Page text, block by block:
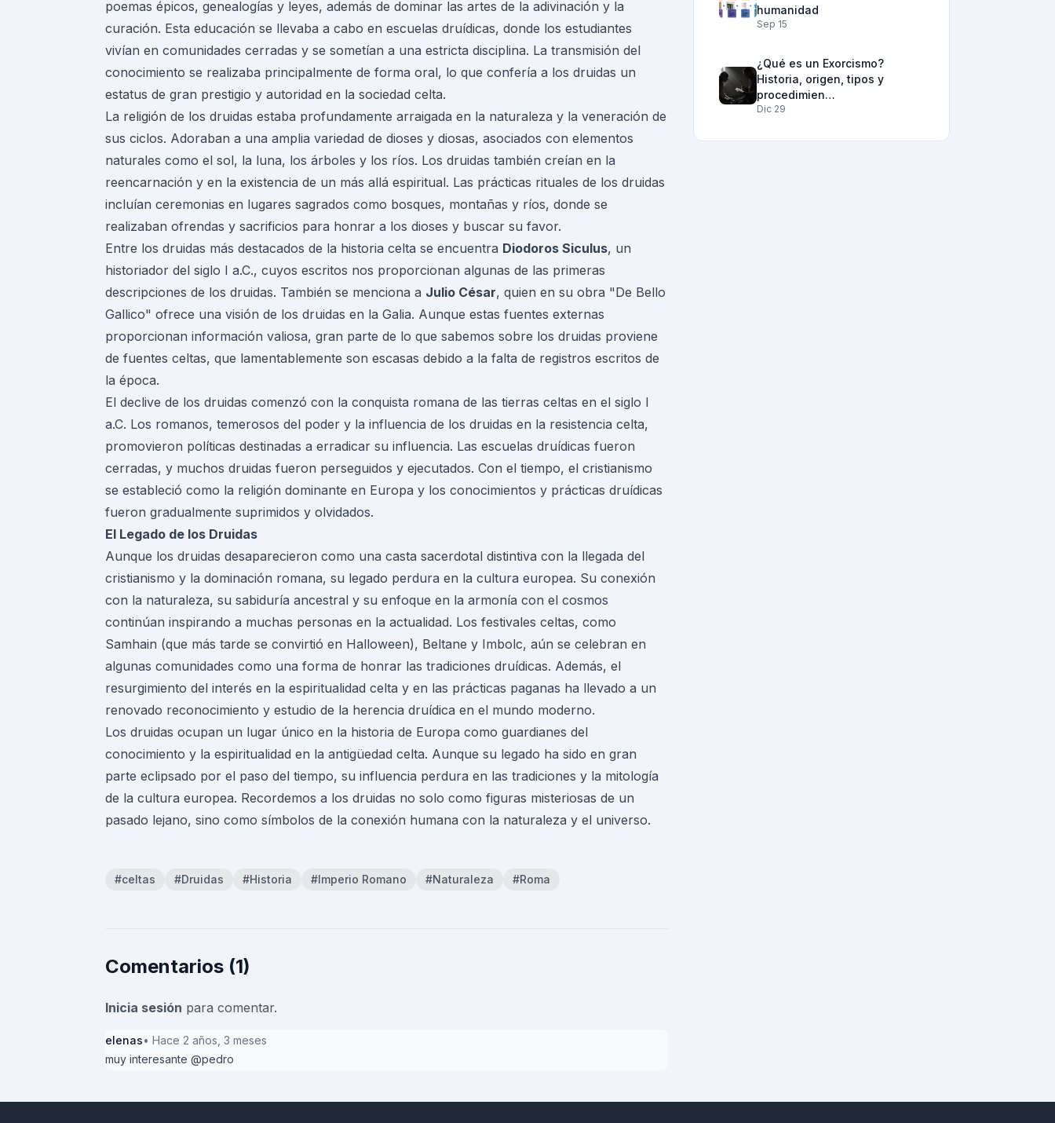
poemas épicos, genealogías y leyes, además de dominar las artes de la adivinación y la
curación. Esta educación se llevaba a cabo en escuelas druídicas, donde los estudiantes
vivían en comunidades cerradas y se sometían a una estricta disciplina. La transmisión del
conocimiento se realizaba principalmente de forma oral, lo que confería a los druidas un
estatus de gran prestigio y autoridad en la sociedad celta.
La religión de los druidas estaba profundamente arraigada en la naturaleza y la veneración de
sus ciclos. Adoraban a una amplia variedad de dioses y diosas, asociados con elementos
naturales como el sol, la luna, los árboles y los ríos. Los druidas también creían en la
reencarnación y en la existencia de un más allá espiritual. Las prácticas rituales de los druidas
incluían ceremonias en lugares sagrados como bosques, montañas y ríos, donde se
realizaban ofrendas y sacrificios para honrar a los dioses y buscar su favor.
Entre los druidas más destacados de la historia celta se encuentra Diodoros Siculus, un
historiador del siglo I a.C., cuyos escritos nos proporcionan algunas de las primeras
descripciones de los druidas. También se menciona a Julio César, quien en su obra "De Bello
Gallico" ofrece una visión de los druidas en la Galia. Aunque estas fuentes externas
proporcionan información valiosa, gran parte de lo que sabemos sobre los druidas proviene
de fuentes celtas, que lamentablemente son escasas debido a la falta de registros escritos de
la época.
El declive de los druidas comenzó con la conquista romana de las tierras celtas en el siglo I
a.C. Los romanos, temerosos del poder y la influencia de los druidas en la resistencia celta,
promovieron políticas destinadas a erradicar su influencia. Las escuelas druídicas fueron
cerradas, y muchos druidas fueron perseguidos y ejecutados. Con el tiempo, el cristianismo
se estableció como la religión dominante en Europa y los conocimientos y prácticas druídicas
fueron gradualmente suprimidos y olvidados.
El Legado de los Druidas
Aunque los druidas desaparecieron como una casta sacerdotal distintiva con la llegada del
cristianismo y la dominación romana, su legado perdura en la cultura europea. Su conexión
con la naturaleza, su sabiduría ancestral y su enfoque en la armonía con el cosmos
continúan inspirando a muchas personas en la actualidad. Los festivales celtas, como
Samhain (que más tarde se convirtió en Halloween), Beltane y Imbolc, aún se celebran en
algunas comunidades como una forma de honrar las tradiciones druídicas. Además, el
resurgimiento del interés en la espiritualidad celta y en las prácticas paganas ha llevado a un
renovado reconocimiento y estudio de la herencia druídica en el mundo moderno.
Los druidas ocupan un lugar único en la historia de Europa como guardianes del
conocimiento y la espiritualidad en la antigüedad celta. Aunque su legado ha sido en gran
parte eclipsado por el paso del tiempo, su influencia perdura en las tradiciones y la mitología
de la cultura europea. Recordemos a los druidas no solo como figuras misteriosas de un
pasado lejano, sino como símbolos de la conexión humana con la naturaleza y el universo.
#celtas #Druidas #Historia #Imperio Romano #Naturaleza #Roma
Comentarios (1)
Inicia sesión para comentar.
elenas• Hace 2 años, 3 meses
muy interesante @pedro
humanidad
Sep 15
¿Qué es un Exorcismo?
Historia, origen, tipos y
procedimien…
Dic 29